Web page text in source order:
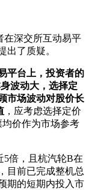
在深交所互动易平
出了质疑。
平台 上，投资者的
波动大，选择定
市场波动对股价长
，应考虑选择定价
价作为市场参考
5倍，且杭汽轮B在
目前已完成整机总
期的短期内投入市